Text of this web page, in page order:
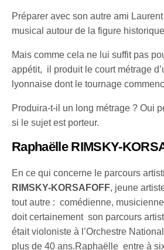
Préparer avec son autre ami
musical autour de la figure
Mais comme cela ne lui suffit pas
appétit, il produit le court métrage
lyonnaise dont le tournage
Produira-t-il un long métrage ? Oui
si le sujet est porteur.
Raphaëlle RIMSKY-
En ce qui concerne le parcours
RIMSKY-KORSAFOFF, jeune
tout autre : comédienne,
doit certainement son parcours
était violoniste à l’Orchestre
plus de 40 ans.Raphaëlle entre à